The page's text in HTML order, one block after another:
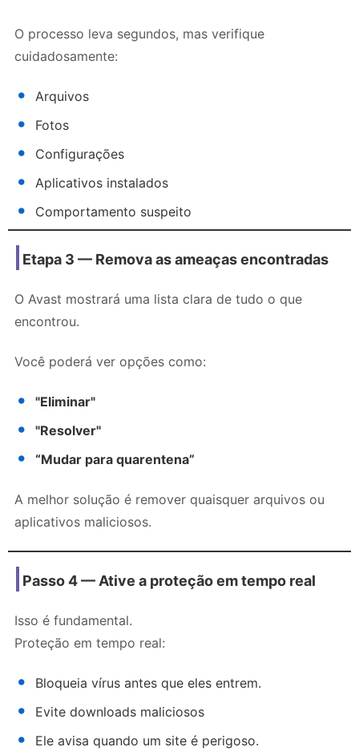
O processo leva segundos, mas verifique
cuidadosamente:
Arquivos
Fotos
Configurações
Aplicativos instalados
Comportamento suspeito
Etapa 3 — Remova as ameaças encontradas
O Avast mostrará uma lista clara de tudo o que
encontrou.
Você poderá ver opções como:
"Eliminar"
"Resolver"
“Mudar para quarentena”
A melhor solução é remover quaisquer arquivos ou
aplicativos maliciosos.
Passo 4 — Ative a proteção em tempo real
Isso é fundamental.
Proteção em tempo real:
Bloqueia vírus antes que eles entrem.
Evite downloads maliciosos
Ele avisa quando um site é perigoso.